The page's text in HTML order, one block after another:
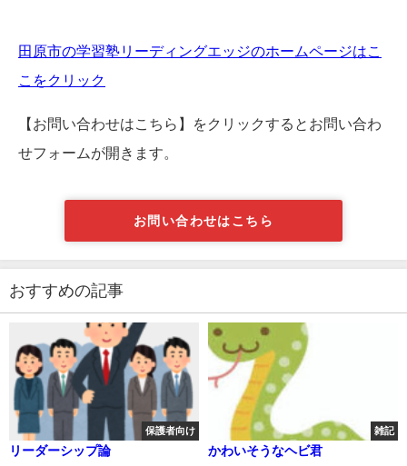
田原市の学習塾リーディングエッジのホームページはこ
こをクリック
【お問い合わせはこちら】をクリックするとお問い合わ
せフォームが開きます。
お問い合わせはこちら
おすすめの記事
保護者向け
リーダーシップ論
雑記
かわいそうなヘビ君